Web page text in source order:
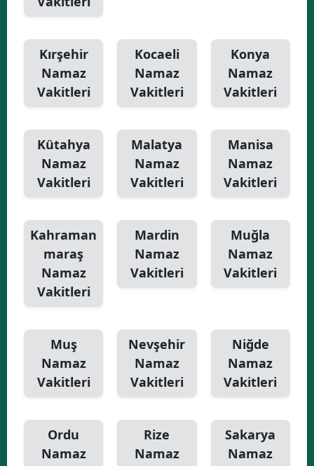
Kırşehir
Namaz
Vakitleri
Kocaeli
Namaz
Vakitleri
Konya
Namaz
Vakitleri
Kütahya
Namaz
Vakitleri
Malatya
Namaz
Vakitleri
Manisa
Namaz
Vakitleri
Kahraman
maraş
Namaz
Vakitleri
Mardin
Namaz
Vakitleri
Muğla
Namaz
Vakitleri
Muş
Namaz
Vakitleri
Nevşehir
Namaz
Vakitleri
Niğde
Namaz
Vakitleri
Ordu
Namaz
Rize
Namaz
Sakarya
Namaz